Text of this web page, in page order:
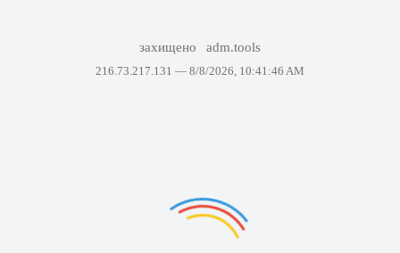
захищено adm.tools
216.73.217.131 — 8/8/2026, 10:41:46 AM